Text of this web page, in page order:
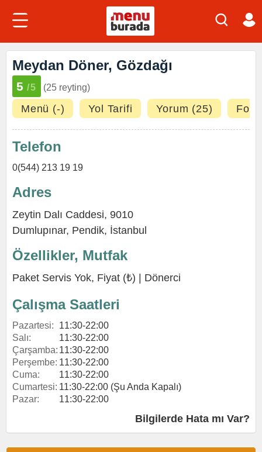
Meydan Döner, Gözdağı
5 /5 (25 reyting)
Menü (-) Yol Tarifi Yorum (25)
Telefon
0(544) 213 19 19
Adres
Zeytin Dalı Caddesi, 9010
Dumlupınar, Pendik, İstanbul
Özellikler, Mutfak
Paket Servis Yok, Fiyat (₺) | Dönerci
Çalışma Saatleri
Pazartesi:
11:30-22:00
Salı:
11:30-22:00
Çarşamba: 11:30-22:00
Perşembe: 11:30-22:00
Cuma:
11:30-22:00
Cumartesi: 11:30-22:00 (Şu Anda Kapalı)
Pazar:
11:30-22:00
Bilgilerde Hata mı Var?